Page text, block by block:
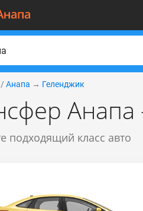
/ Анапа → Геленджик
Анапа
подходящий класс авто